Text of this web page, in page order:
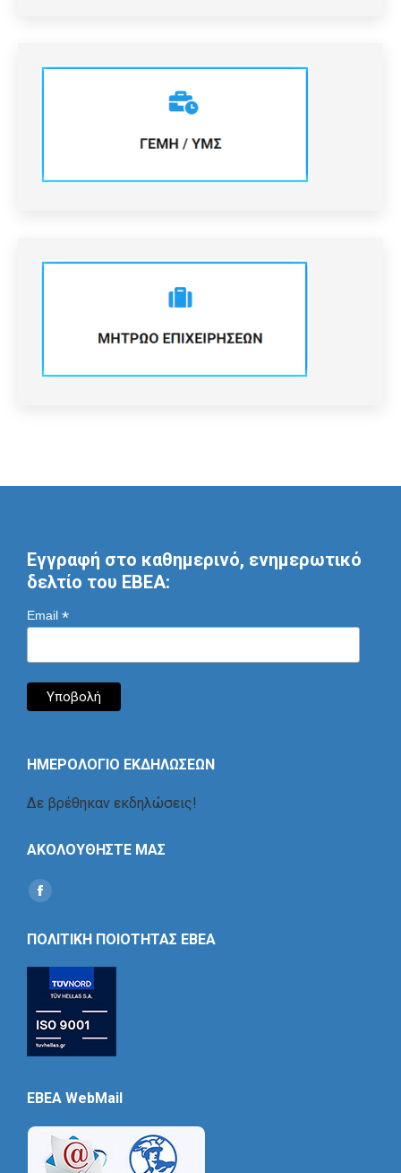
Εγγραφή στο καθημερινό, ενημερωτικό
δελτίο του ΕΒΕΑ:
Email *
ΗΜΕΡΟΛΟΓΙΟ ΕΚΔΗΛΩΣΕΩΝ
Δε βρέθηκαν εκδηλώσεις!
ΑΚΟΛΟΥΘΗΣΤΕ ΜΑΣ
Find us on:
Social
ΠΟΛΙΤΙΚΗ ΠΟΙΟΤΗΤΑΣ ΕΒΕΑ
EBEA WebMail